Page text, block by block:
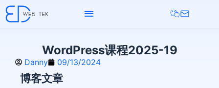
WordPress课程2025-19
Danny 09/13/2024
博客文章